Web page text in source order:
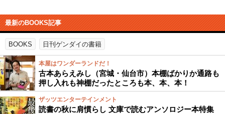
最新のBOOKS記事
BOOKS 日刊ゲンダイの書籍
本屋はワンダーランドだ！
古本あらえみし（宮城・仙台市）本棚ばかりか通路も
押し入れも神棚だったところも本、本、本！
ザッツエンターテインメント
読書の秋に肩慣らし 文庫で読むアンソロジー本特集